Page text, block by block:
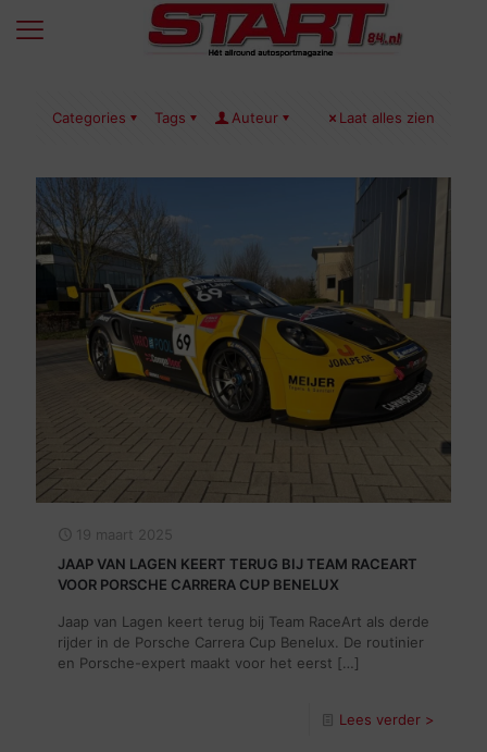
Categories Tags Auteur Laat alles zien
19 maart 2025
JAAP VAN LAGEN KEERT TERUG BIJ TEAM RACEART
VOOR PORSCHE CARRERA CUP BENELUX
Jaap van Lagen keert terug bij Team RaceArt als derde
rijder in de Porsche Carrera Cup Benelux. De routinier
en Porsche-expert maakt voor het eerst […]
Lees verder >